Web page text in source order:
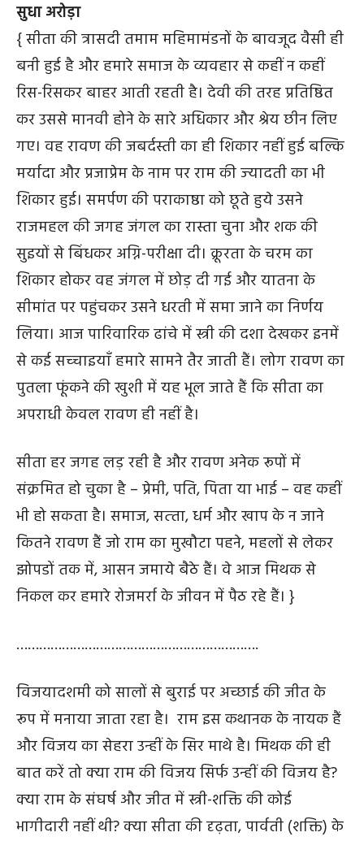
सुधा अरोड़ा
{ सीता की त्रासदी तमाम महिमामंडनों के बावजूद वैसी ही
बनी हुई है और हमारे समाज के व्यवहार से कहीं न कहीं
रिस-रिसकर बाहर आती रहती है। देवी की तरह प्रतिष्ठित
कर उससे मानवी होने के सारे अधिकार और श्रेय छीन लिए
गए। वह रावण की जबर्दस्ती का ही शिकार नहीं हुई बल्कि
मर्यादा और प्रजाप्रेम के नाम पर राम की ज्‍यादती का भी
शिकार हुई। समर्पण की पराकाष्ठा को छूते हुये उसने
राजमहल की जगह जंगल का रास्ता चुना और शक की
सुइयों से बिंधकर अग्नि-परीक्षा दी। क्रूरता के चरम का
शिकार होकर वह जंगल में छोड़ दी गई और यातना के
सीमांत पर पहुंचकर उसने धरती में समा जाने का निर्णय
लिया। आज पारिवारिक ढांचे में स्त्री की दशा देखकर इनमें
से कई सच्‍चाइयाँ हमारे सामने तैर जाती हैं। लोग रावण का
पुतला फूंकने की खुशी में यह भूल जाते हैं कि सीता का
अपराधी केवल रावण ही नहीं है।
सीता हर जगह लड़ रही है और रावण अनेक रूपों में
संक्रमित हो चुका है – प्रेमी,पति,पिता या भाई – वह कहीं
भी हो सकता है। समाज, सत्‍ता,धर्म और खाप के न जाने
कितने रावण हैं जो रामकामुखौटापहने, महलों से लेकर
झोपडों तक में, आसन जमाये बैठे हैं। वे आज मिथक से
निकल कर हमारे रोजमर्रा के जीवन में पैठ रहे हैं। }
……………………………………………………….
विजयादशमी को सालों से बुराई पर अच्छाई की जीत के
रूप में मनाया जाता रहा है। राम इस कथानक के नायक हैं
और विजय का सेहरा उन्हीं के सिर माथे है। मिथक की ही
बात करें तो क्या राम की विजय सिर्फ उन्हीं की विजय है?
क्या राम के संघर्ष और जीत में स्त्री-शक्ति की कोई
भागीदारी नहीं थी?क्या सीता की दृढ़ता,पार्वती (शक्ति) के